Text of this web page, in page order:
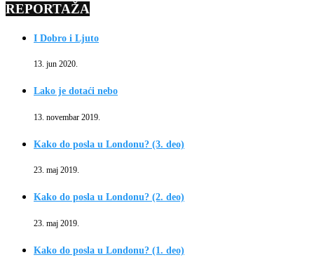
REPORTAŽA
I Dobro i Ljuto
13. jun 2020.
Lako je dotaći nebo
13. novembar 2019.
Kako do posla u Londonu? (3. deo)
23. maj 2019.
Kako do posla u Londonu? (2. deo)
23. maj 2019.
Kako do posla u Londonu? (1. deo)